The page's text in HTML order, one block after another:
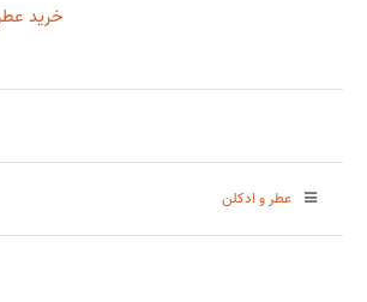
خرید
عطر و ادکلن